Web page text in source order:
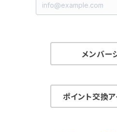
メンバー
ポイント交換